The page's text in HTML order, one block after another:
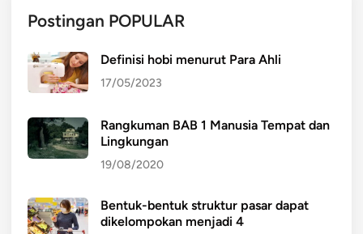
Postingan POPULAR
Definisi hobi menurut Para Ahli
17/05/2023
Rangkuman BAB 1 Manusia Tempat dan
Lingkungan
19/08/2020
Bentuk-bentuk struktur pasar dapat
dikelompokan menjadi 4